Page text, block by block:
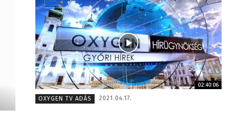
Juhászné M. Veronika – könyvelő – 2014
02:40:06
OXYGEN TV ADÁS
2021.04.17.